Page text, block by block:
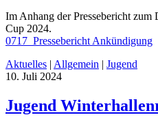
Im Anhang der Pressebericht zum
Cup 2024.
0717_Pressebericht Ankündigung
Aktuelles | Allgemein | Jugend
10. Juli 2024
Jugend